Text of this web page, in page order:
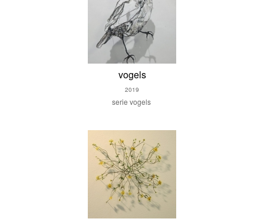
vogels
2019
serie vogels